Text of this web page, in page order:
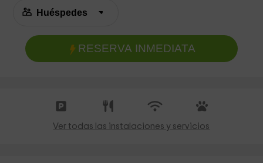
RESERVA INMEDIATA
Ver todas las instalaciones y servicios